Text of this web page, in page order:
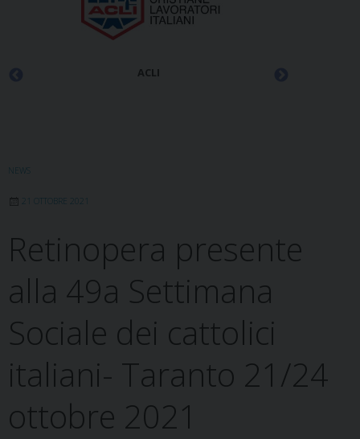
ACLI
NEWS
21 OTTOBRE 2021
Retinopera presente
alla 49a Settimana
Sociale dei cattolici
italiani- Taranto 21/24
ottobre 2021